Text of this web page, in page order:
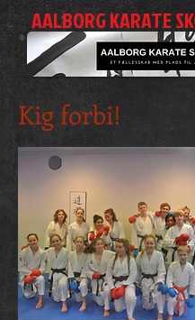
AALBORG KARATE
Kig forbi!